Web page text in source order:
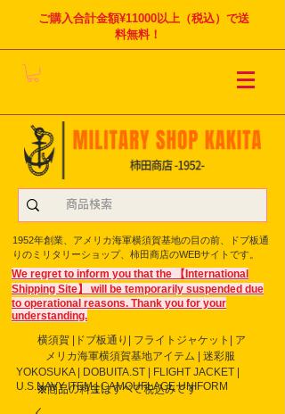
ご購入合計金額¥11000以上（税込）で送
料無料！
1952年創業、アメリカ海軍横須賀基地の目の前、ドブ板通
りのミリタリーショップ、柿田商店のWEBサイトです。
We regret to inform you that the 【International
Shipping Site】 will be temporarily suspended due
to operational reasons. Thank you for your
understanding.
横須賀 |ドブ板通り| フライト ジャケット| ア
メリカ海軍横須賀基地アイテム | 迷彩服
YOKOSUKA | DOBUITA.ST | FLIGHT JACKET |
U.S.NAVY ITEM | CAMOUFLAGE UNIFORM
※商品の料金はすべて税込みです